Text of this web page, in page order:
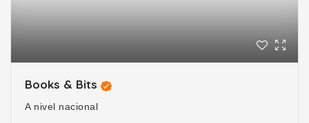
Books & Bits
A nivel nacional